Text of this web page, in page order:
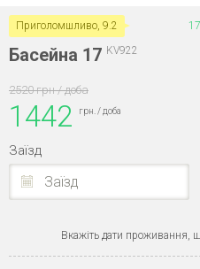
Приголомшливо, 9.2
Басейна 17 KV922
2520 грн / доба
1442 грн. / доба
Заїзд
Заїзд
Вкажіть дати проживання,